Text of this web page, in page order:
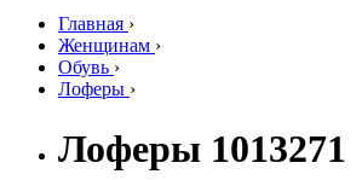
Главная ›
Женщинам ›
Обувь ›
Лоферы ›
Лоферы 1013271